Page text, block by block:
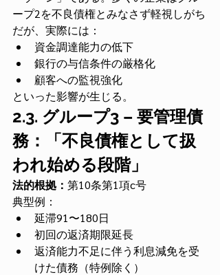
ープ2を不良債権とみなさず軽視しがち
だが、実際には：
資金調達能力の低下
銀行の与信条件の厳格化
顧客への監視強化
といった影響が生じる。
2.3. グループ3 – 要管理債
務：「不良債権として扱
われ始める段階」
法的根拠： 第10条第1項c号
典型例：
延滞91〜180日
初回の返済期限延長
返済能力不足に伴う利息減免を受
けた債務（特例除く）